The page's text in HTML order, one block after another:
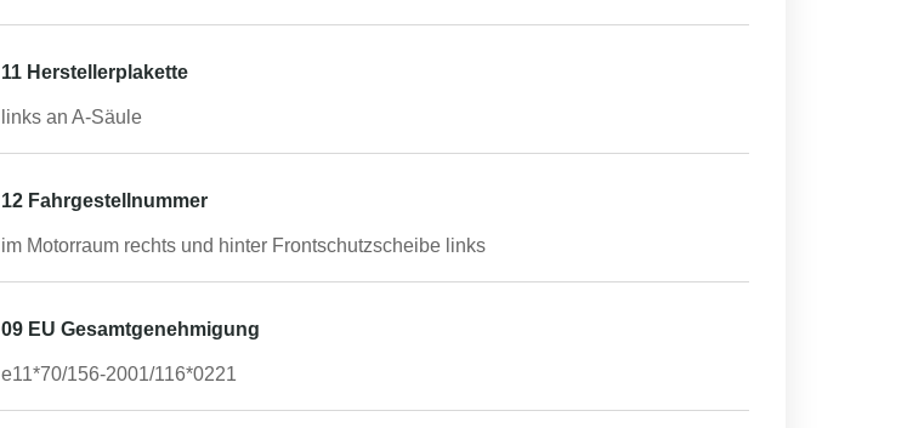
11 Herstellerplakette
links an A-Säule
12 Fahrgestellnummer
im Motorraum rechts und hinter Frontschutzscheibe links
09 EU Gesamtgenehmigung
e11*70/156-2001/116*0221